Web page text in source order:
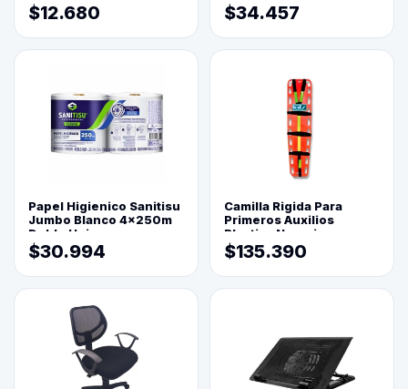
$12.680 $34.457
Papel Higienico Sanitisu
Jumbo Blanco 4x250m
Doble Hoja
$30.994
Camilla Rigida Para
Primeros Auxilios
Plastica Naranja
$135.390